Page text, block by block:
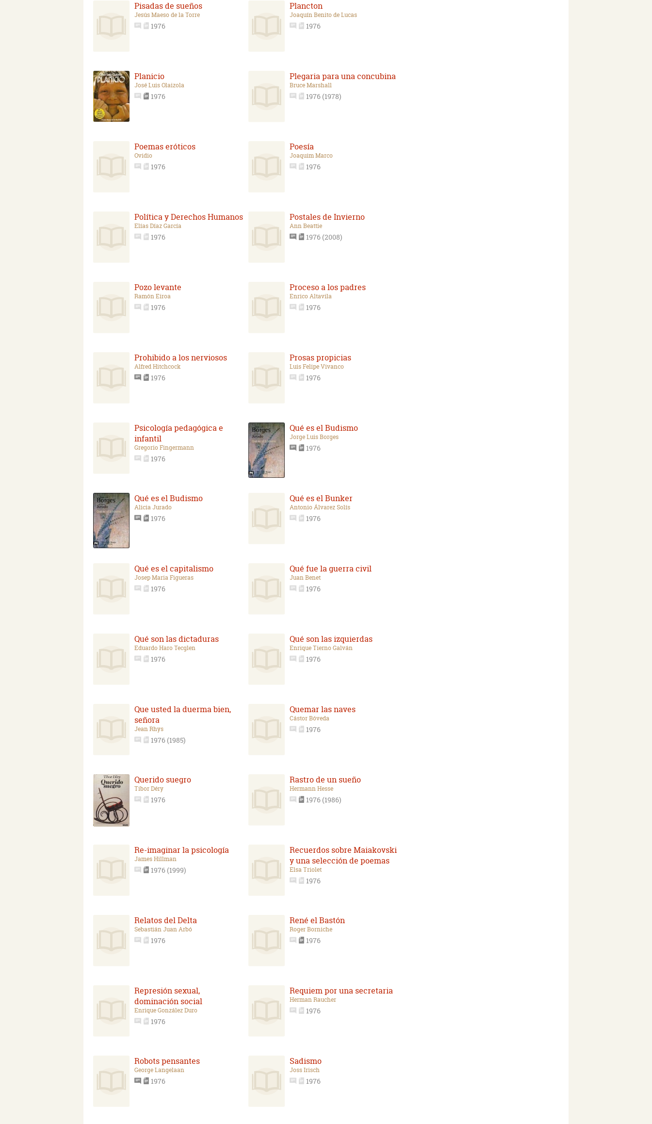
Pisadas de sueños
Jesús Maeso de la Torre
1976
Plancton
Joaquín Benito de Lucas
1976
Planicio
José Luis Olaizola
1976
Plegaria para una concubina
Bruce Marshall
1976 (1978)
Poemas eróticos
Ovidio
1976
Poesía
Joaquim Marco
1976
Política y Derechos Humanos
Elías Díaz García
1976
Postales de Invierno
Ann Beattie
1976 (2008)
Pozo levante
Ramón Eiroa
1976
Proceso a los padres
Enrico Altavila
1976
Prohibido a los nerviosos
Alfred Hitchcock
1976
Prosas propicias
Luis Felipe Vivanco
1976
Psicología pedagógica e
infantil
Gregorio Fingermann
1976
Qué es el Budismo
Jorge Luis Borges
1976
Qué es el Budismo
Alicia Jurado
1976
Qué es el Bunker
Antonio Álvarez Solís
1976
Qué es el capitalismo
Josep Maria Figueras
1976
Qué fue la guerra civil
Juan Benet
1976
Qué son las dictaduras
Eduardo Haro Tecglen
1976
Qué son las izquierdas
Enrique Tierno Galván
1976
Que usted la duerma bien,
señora
Jean Rhys
1976 (1985)
Quemar las naves
Cástor Bóveda
1976
Querido suegro
Tibor Déry
1976
Rastro de un sueño
Hermann Hesse
1976 (1986)
Re-imaginar la psicología
James Hillman
1976 (1999)
Recuerdos sobre Maiakovski
y una selección de poemas
Elsa Triolet
1976
Relatos del Delta
Sebastián Juan Arbó
1976
René el Bastón
Roger Borniche
1976
Represión sexual,
dominación social
Enrique González Duro
1976
Requiem por una secretaria
Herman Raucher
1976
Robots pensantes
George Langelaan
1976
Sadismo
Joss Irisch
1976